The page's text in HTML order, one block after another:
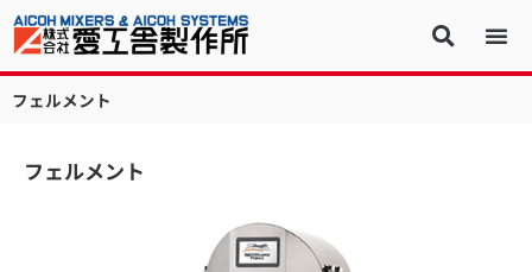
フェルメント
フェルメント